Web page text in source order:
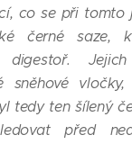
co se při tomto
černé saze,
digestoř.
sněhové
tedy ten šílený
před